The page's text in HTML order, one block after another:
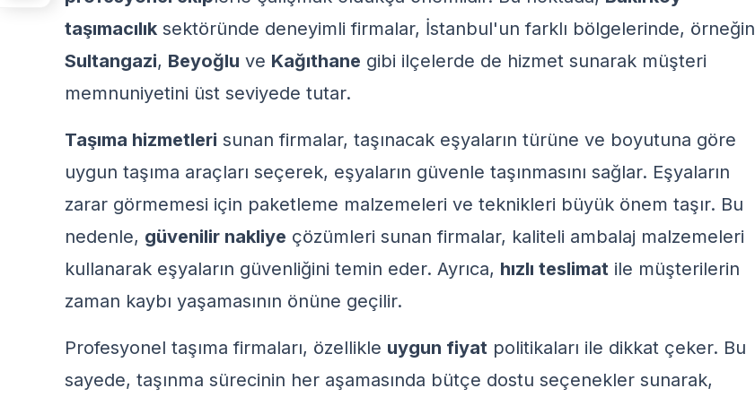
taşımacılık sektöründe deneyimli firmalar, İstanbul'un farklı bölgelerinde, örneğin
Sultangazi, Beyoğlu ve Kağıthane gibi ilçelerde de hizmet sunarak müşteri
memnuniyetini üst seviyede tutar.
Taşıma hizmetleri sunan firmalar, taşınacak eşyaların türüne ve boyutuna göre
uygun taşıma araçları seçerek, eşyaların güvenle taşınmasını sağlar. Eşyaların
zarar görmemesi için paketleme malzemeleri ve teknikleri büyük önem taşır. Bu
nedenle, güvenilir nakliye çözümleri sunan firmalar, kaliteli ambalaj malzemeleri
kullanarak eşyaların güvenliğini temin eder. Ayrıca, hızlı teslimat ile müşterilerin
zaman kaybı yaşamasının önüne geçilir.
Profesyonel taşıma firmaları, özellikle uygun fiyat politikaları ile dikkat çeker. Bu
sayede, taşınma sürecinin her aşamasında bütçe dostu seçenekler sunarak,